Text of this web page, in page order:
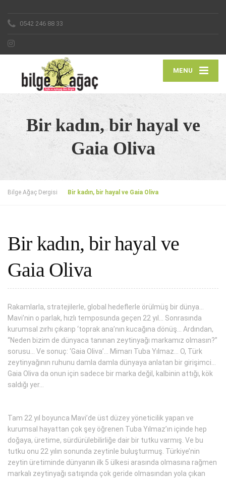
0542 246 88 33
MENU
Bir kadın, bir hayal ve
Gaia Oliva
Bilge Ağaç Dergisi Bir kadın, bir hayal ve Gaia Oliva
Bir kadın, bir hayal ve
Gaia Oliva
Rakamlarla, stratejilerle, global hedeflerle örülmüş bir dünya…
Mavi’nin o parlak, hızlı temposunda geçen 22 yıl... Sonrasında
kurumsal zırhı çıkarıp ‘toprak ana’nın kucağına dönüş… Ardından,
“Neden bizim de dünyaca tanınan zeytinyağı markamız olmasın?”
sorusu… Ve sonuç: ‘Gaia Oliva’… Mimarı Tuba Yılmaz… O, Türk
zeytinyağının ruhunu damla damla dünyaya anlatan bir girişimci…
Gaia Oliva da onun için sadece bir marka değil, kalbinin attığı, kök
saldığı yer...
Tam 22 yıl boyunca Mavi’de üst düzey yöneticilik yapan ve
kurumsal hayattan çok şey öğrenen Tuba Yılmaz’ın içinde hep
doğaya, üretime, sürdürülebilirliğe dair bir tutku varmış. Ve bu
tutku onu 22 yılın sonunda zeytinle buluşturmuş. Türkiye’nin
zeytin üretiminde dünyanın ilk 5 ülkesi arasında olmasına rağmen
markalı zeytinyağı satışında çok geride olmasından yola çıkan